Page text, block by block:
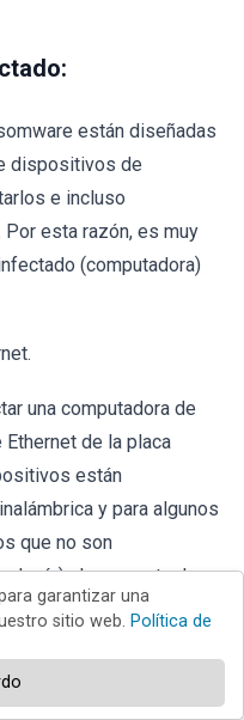
están diseñadas
dispositivos de
e incluso
esta razón, es muy
(computadora)
una computadora de
de la placa
están
y para algunos
que no son
desconectar los
lo tanto, también
a través del
garantizar una
sitio web. Política de